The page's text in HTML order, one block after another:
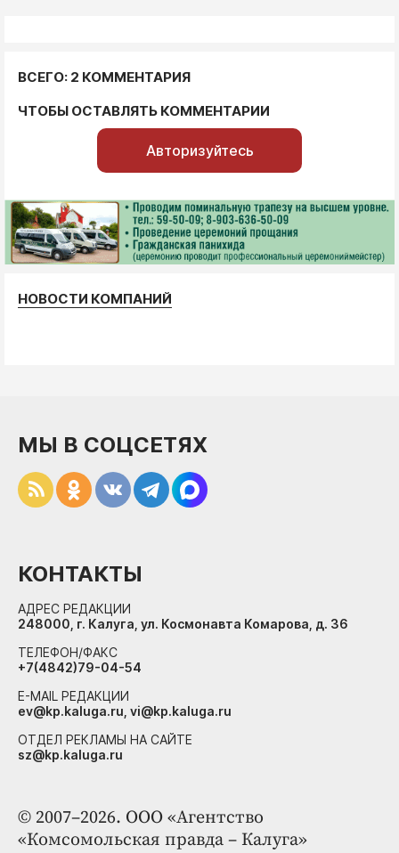
ВСЕГО: 2 КОММЕНТАРИЯ
ЧТОБЫ ОСТАВЛЯТЬ КОММЕНТАРИИ
Авторизуйтесь
НОВОСТИ КОМПАНИЙ
© 2007–2026. ООО «Агентство
«Комсомольская правда – Калуга»
МЫ В СОЦСЕТЯХ
КОНТАКТЫ
АДРЕС РЕДАКЦИИ
248000, г. Калуга, ул. Космонавта Комарова, д. 36
ТЕЛЕФОН/ФАКС
+7(4842)79-04-54
E-MAIL РЕДАКЦИИ
ev@kp.kaluga.ru, vi@kp.kaluga.ru
ОТДЕЛ РЕКЛАМЫ НА САЙТЕ
sz@kp.kaluga.ru